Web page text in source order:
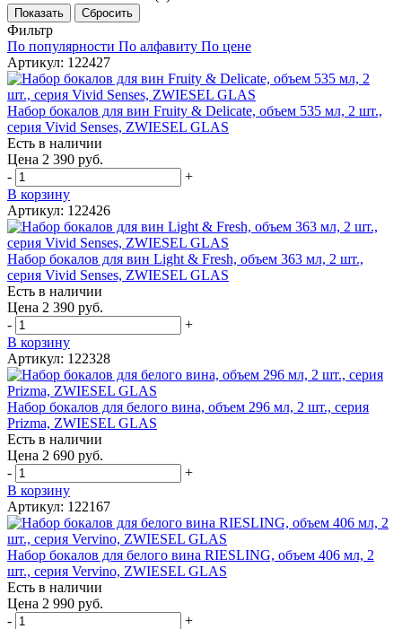
Фильтр
По популярности По алфавиту По цене
Артикул: 122427
Набор бокалов для вин Fruity & Delicate, объем 535 мл, 2 шт.,
серия Vivid Senses, ZWIESEL GLAS
Есть в наличии
Цена 2 390 руб.
-
+
В корзину
Артикул: 122426
Набор бокалов для вин Light & Fresh, объем 363 мл, 2 шт.,
серия Vivid Senses, ZWIESEL GLAS
Есть в наличии
Цена 2 390 руб.
-
+
В корзину
Артикул: 122328
Набор бокалов для белого вина, объем 296 мл, 2 шт., серия
Prizma, ZWIESEL GLAS
Есть в наличии
Цена 2 690 руб.
-
+
В корзину
Артикул: 122167
Набор бокалов для белого вина RIESLING, объем 406 мл, 2
шт., серия Vervino, ZWIESEL GLAS
Есть в наличии
Цена 2 990 руб.
-
+